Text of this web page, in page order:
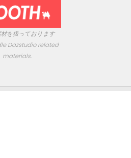
材を扱っております
Dazstudio related
materials.